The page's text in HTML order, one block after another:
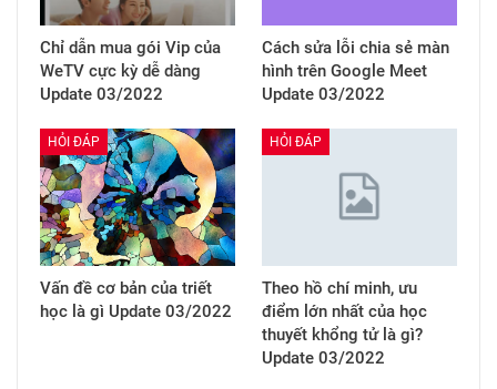
Chỉ dẫn mua gói Vip của
WeTV cực kỳ dễ dàng
Update 03/2022
Cách sửa lỗi chia sẻ màn
hình trên Google Meet
Update 03/2022
HỎI ĐÁP
Vấn đề cơ bản của triết
học là gì Update 03/2022
HỎI ĐÁP
Theo hồ chí minh, ưu
điểm lớn nhất của học
thuyết khổng tử là gì?
Update 03/2022